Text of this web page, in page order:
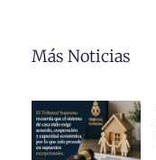
Más Noticias